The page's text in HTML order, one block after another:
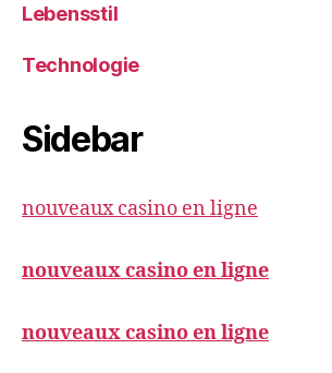
Lebensstil
Technologie
Sidebar
nouveaux casino en ligne
nouveaux casino en ligne
nouveaux casino en ligne